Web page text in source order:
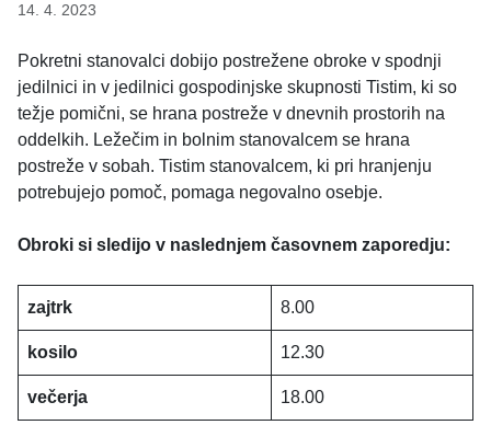
14. 4. 2023
Pokretni stanovalci dobijo postrežene obroke v spodnji
jedilnici in v jedilnici gospodinjske skupnosti Tistim, ki so
težje pomični, se hrana postreže v dnevnih prostorih na
oddelkih. Ležečim in bolnim stanovalcem se hrana
postreže v sobah. Tistim stanovalcem, ki pri hranjenju
potrebujejo pomoč, pomaga negovalno osebje.
Obroki si sledijo v naslednjem časovnem zaporedju:
zajtrk 8.00
kosilo 12.30
večerja 18.00